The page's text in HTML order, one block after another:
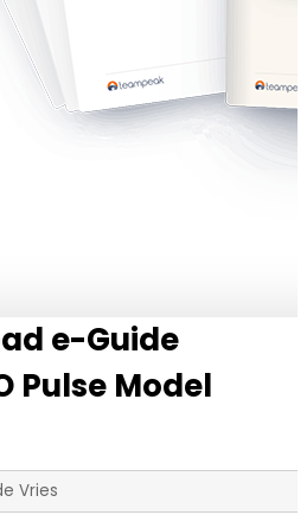
e-Guide
Pulse Model